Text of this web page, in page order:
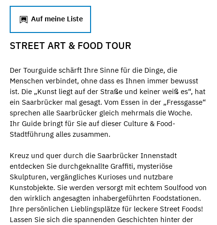
Auf meine Liste
STREET ART & FOOD TOUR
Der Tourguide schärft Ihre Sinne für die Dinge, die
Menschen verbindet, ohne dass es Ihnen immer bewusst
ist. Die „Kunst liegt auf der Straße und keiner weiß es“, hat
ein Saarbrücker mal gesagt. Vom Essen in der „Fressgasse“
sprechen alle Saarbrücker gleich mehrmals die Woche.
Ihr Guide bringt für Sie auf dieser Culture & Food-
Stadtführung alles zusammen.
Kreuz und quer durch die Saarbrücker Innenstadt
entdecken Sie durchgeknallte Graffiti, mysteriöse
Skulpturen, vergängliches Kurioses und nutzbare
Kunstobjekte. Sie werden versorgt mit echtem Soulfood von
den wirklich angesagten inhabergeführten Foodstationen.
Ihre persönlichen Lieblingsplätze für leckere Street Foods!
Lassen Sie sich die spannenden Geschichten hinter der